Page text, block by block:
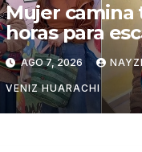
Mujer camina
horas para
de la
Potosí
AGO 7, 2026
VENIZ HUARACHI